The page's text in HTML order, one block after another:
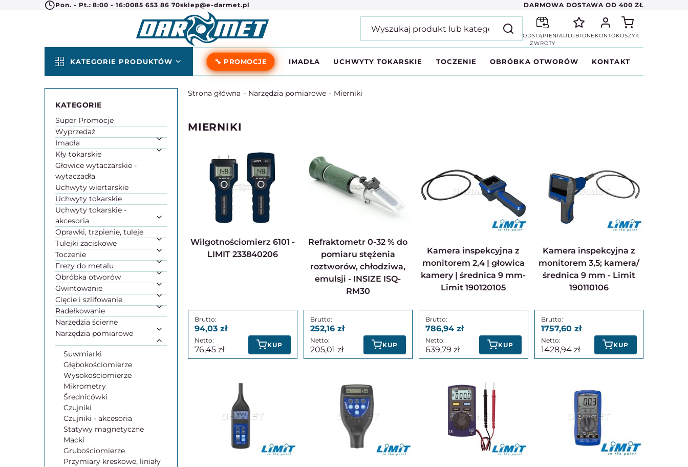
Pon. - Pt.: 8:00 - 16:0085 653 86 70sklep@e-darmet.pl DARMOWA DOSTAWA OD 400 ZŁ
ODSTĄPIENIA
ZWROTY
ULUBIONE KONTOKOSZYK
KATEGORIE PRODUKTÓW 🔧 PROMOCJE IMADŁA UCHWYTY TOKARSKIE TOCZENIE OBRÓBKA OTWORÓW KONTAKT
Strona główna Narzędzia pomiarowe Mierniki
Super Promocje
Wyprzedaż
Imadła
Kły tokarskie
Głowice wytaczarskie -
wytaczadła
Uchwyty wiertarskie
Uchwyty tokarskie
Uchwyty tokarskie -
akcesoria
Oprawki, trzpienie, tuleje
Tulejki zaciskowe
Toczenie
Frezy do metalu
Obróbka otworów
Gwintowanie
Cięcie i szlifowanie
Radełkowanie
Narzędzia ścierne
Narzędzia pomiarowe
Suwmiarki
Głębokościomierze
Wysokościomierze
Mikrometry
Średnicówki
Czujniki
Czujniki - akcesoria
Statywy magnetyczne
Macki
Grubościomierze
Przymiary kreskowe, liniały
MIERNIKI
Wilgotnościomierz 6101 -
LIMIT 233840206
94,03
76,45 KUP
Refraktometr 0-32 % do
pomiaru stężenia
roztworów, chłodziwa,
emulsji - INSIZE ISQ-
RM30
252,16
205,01 KUP
Kamera inspekcyjna z
monitorem 2,4 | głowica
kamery | średnica 9 mm-
Limit 190120105
786,94
639,79 KUP
Kamera inspekcyjna z
monitorem 3,5; kamera/
średnica 9 mm - Limit
190110106
1757,60
1428,94 KUP